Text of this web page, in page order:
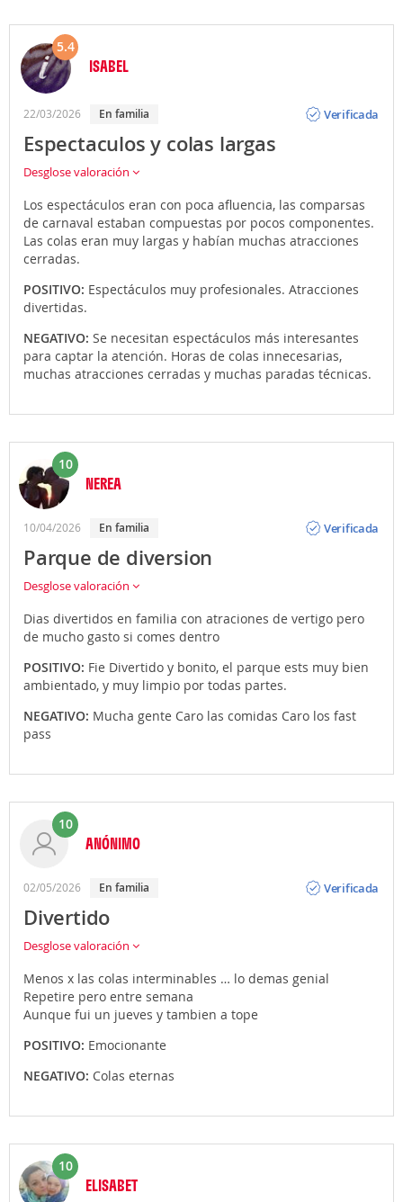
5.4
ISABEL
22/03/2026 En familia
Verificada
Espectaculos y colas largas
Desglose valoración
Los espectáculos eran con poca afluencia, las comparsas
de carnaval estaban compuestas por pocos componentes.
Las colas eran muy largas y habían muchas atracciones
cerradas.
POSITIVO: Espectáculos muy profesionales. Atracciones
divertidas.
NEGATIVO: Se necesitan espectáculos más interesantes
para captar la atención. Horas de colas innecesarias,
muchas atracciones cerradas y muchas paradas técnicas.
10
NEREA
10/04/2026 En familia
Verificada
Parque de diversion
Desglose valoración
Dias divertidos en familia con atraciones de vertigo pero
de mucho gasto si comes dentro
POSITIVO: Fie Divertido y bonito, el parque ests muy bien
ambientado, y muy limpio por todas partes.
NEGATIVO: Mucha gente Caro las comidas Caro los fast
pass
10
ANÓNIMO
02/05/2026 En familia
Verificada
Divertido
Desglose valoración
Menos x las colas interminables … lo demas genial
Repetire pero entre semana
Aunque fui un jueves y tambien a tope
POSITIVO: Emocionante
NEGATIVO: Colas eternas
10
ELISABET